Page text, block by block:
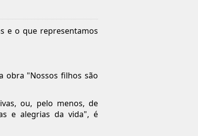
e o que representamos
obra "Nossos filhos são
ou, pelo menos, de
e alegrias da vida", é